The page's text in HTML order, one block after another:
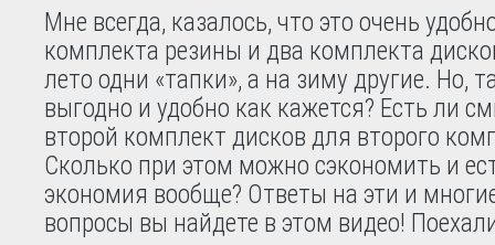
Мне всегда, казалось, что это очень
комплекта резины и два комплекта
лето одни «тапки», а на зиму другие. Но,
выгодно и удобно как кажется? Есть ли
второй комплект дисков для второго
Сколько при этом можно сэкономить и
экономия вообще? Ответы на эти и
вопросы вы найдете в этом видео!